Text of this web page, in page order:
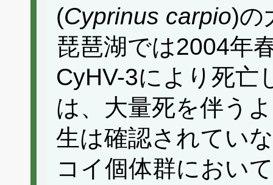
(Cyprinus carpio)の
琵琶湖では2004年
CyHV-3により死亡
は、大量死を伴う
生は確認されてい
コイ個体群におい